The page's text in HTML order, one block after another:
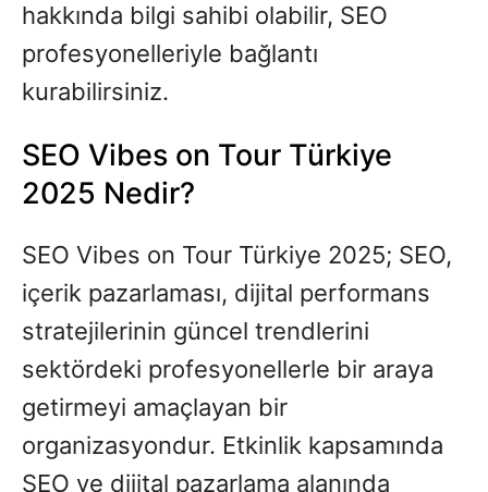
hakkında bilgi sahibi olabilir, SEO
profesyonelleriyle bağlantı
kurabilirsiniz.
SEO Vibes on Tour Türkiye
2025 Nedir?
SEO Vibes on Tour Türkiye 2025; SEO,
içerik pazarlaması, dijital performans
stratejilerinin güncel trendlerini
sektördeki profesyonellerle bir araya
getirmeyi amaçlayan bir
organizasyondur. Etkinlik kapsamında
SEO ve dijital pazarlama alanında